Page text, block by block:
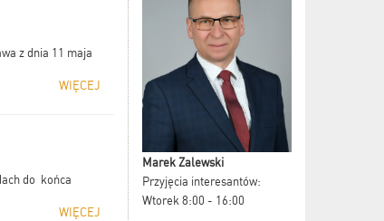
z dnia 11 maja
WIĘCEJ
do końca
WIĘCEJ
Marek Zalewski
Przyjęcia interesantów:
Wtorek 8:00 - 16:00